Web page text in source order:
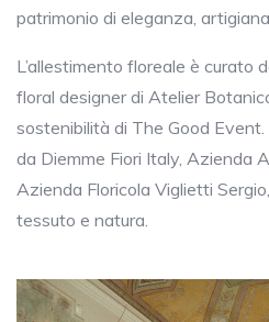
patrimonio di eleganza,
L’allestimento floreale è curato
floral designer di Atelier
sostenibilità di The Good
da Diemme Fiori Italy, Azienda
Azienda Floricola Viglietti
tessuto e natura.